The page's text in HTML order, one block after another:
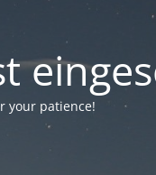
your patience!